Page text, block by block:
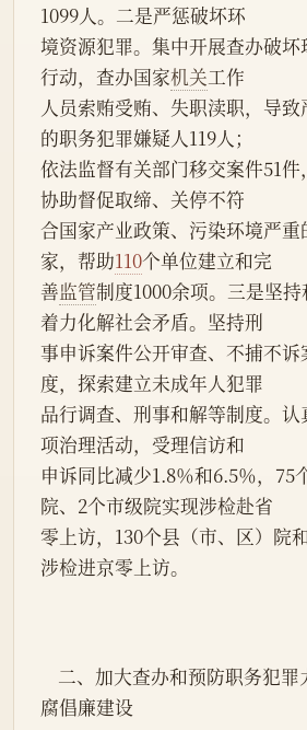
1099人。二是严惩破坏环
境资源犯罪。集中开展查办破
行动，查办国家机关工作
人员索贿受贿、失职渎职，导
的职务犯罪嫌疑人119人；
依法监督有关部门移交案件51件
协助督促取缔、关停不符
合国家产业政策、污染环境严重
家，帮助110个单位建立和完
善监管制度1000余项。三是坚持
着力化解社会矛盾。坚持刑
事申诉案件公开审查、不捕不
度，探索建立未成年人犯罪
品行调查、刑事和解等制度。
项治理活动，受理信访和
申诉同比减少1.8％和6.5％，75
院、2个市级院实现涉检赴省
零上访，130个县（市、区）院
涉检进京零上访。
腐倡廉建设